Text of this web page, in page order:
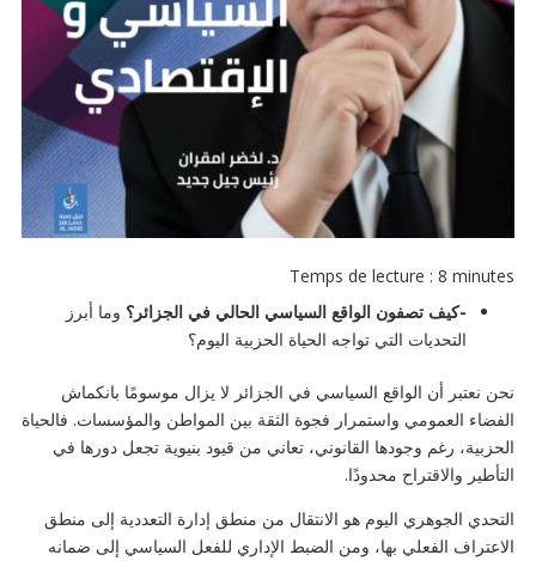
Temps de lecture :8 minutes
-كيف تصفون الواقع السياسي الحالي في الجزائر؟ وما أبرز
التحديات التي تواجه الحياة الحزبية اليوم؟
نحن نعتبر أن الواقع السياسي في الجزائر لا يزال موسومًا بانكماش
الفضاء العمومي واستمرار فجوة الثقة بين المواطن والمؤسسات. فالحياة
الحزبية، رغم وجودها القانوني، تعاني من قيود بنيوية تجعل دورها في
التأطير والاقتراح محدودًا.
التحدي الجوهري اليوم هو الانتقال من منطق إدارة التعددية إلى منطق
الاعتراف الفعلي بها، ومن الضبط الإداري للفعل السياسي إلى ضمانه